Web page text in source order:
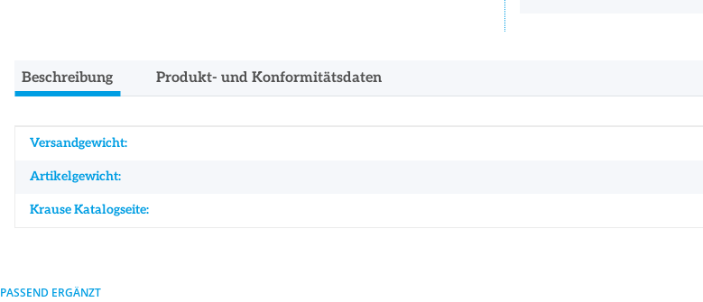
Beschreibung Produkt- und Konformitätsdaten
Produkteigenschaft
Wert
Versandgewicht:
Artikelgewicht:
Krause Katalogseite:
PASSEND ERGÄNZT